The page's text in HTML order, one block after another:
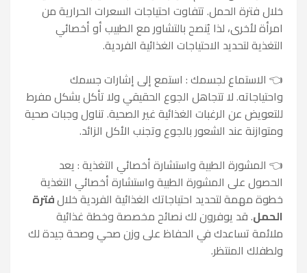
خلال فترة الحمل. تتفاوت احتياجات السعرات الحرارية من
امرأة لأخرى، لذا يُنصح بالتشاور مع الطبيب أو أخصائي
التغذية لتحديد الاحتياجات الغذائية الفردية.
👈 الاستماع لجسمك : استمع إلى إشارات جسمك
واحتياجاته. لا تتجاهل الجوع الحقيقي ولا تأكل بشكل مفرط
للتعويض عن الرغبات الغذائية غير الصحية. تناول وجبات صحية
ومتوازنة عند الشعور بالجوع وتجنب الأكل الزائد.
👈 المشورة الطبية واستشارة أخصائي التغذية : يعد
الحصول على المشورة الطبية واستشارة أخصائي التغذية
خطوة مهمة لتحديد احتياجاتك الغذائية الفردية خلالفترة
الحمل. قد يوفرون لك نصائح مخصصة وخطة غذائية
ملائمة تساعدك في الحفاظ على وزن صحي وصحة جيدة لك
ولطفلك المنتظر.